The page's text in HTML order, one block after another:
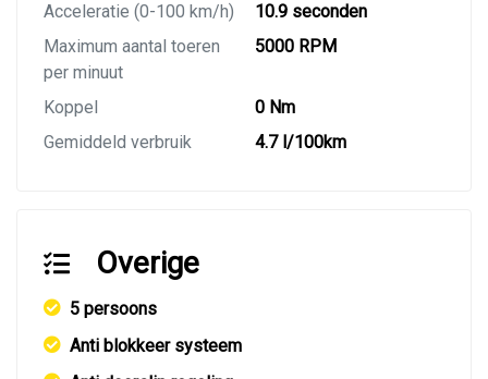
Acceleratie (0-100 km/h)
10.9 seconden
Maximum aantal toeren
per minuut
5000 RPM
Koppel
0 Nm
Gemiddeld verbruik
4.7 l/100km
Overige
5 persoons
Anti blokkeer systeem